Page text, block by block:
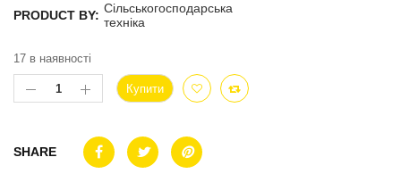
PRODUCT BY: Сільськогосподарська
техніка
17 в наявності
Купити
SHARE